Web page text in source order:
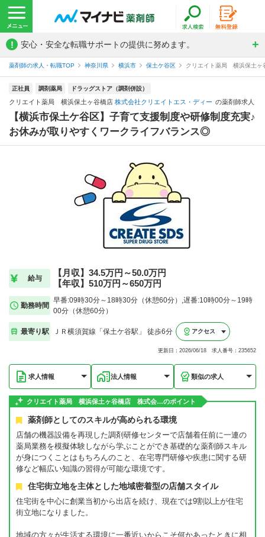
! 安心・安全な転職サポートの提供に努めます。
薬剤師の求人・転職TOP 神奈川県 横浜市 保土ケ谷区 クリエイト薬局 横浜保土ヶ
正社員 調剤薬局 ドラッグストア（調剤併設）
クリエイト薬局 横浜保土ヶ谷橋店 株式会社クリエイトエス・ディー の薬剤師求人
【横浜市保土ケ谷区】子育て支援制度や研修制度充実♪
お休みが取りやすくワークライフバランス◎
給与
【月収】34.5万円～50.0万円
【年収】510万円～650万円
勤務時間
早番:09時30分～18時30分（休憩60分）,遅番:10時00分～19時
00分（休憩60分）
最寄り駅 ＪＲ横須賀線「保土ケ谷駅」 徒歩6分 アクセス
更新日：2026/06/18 求人番号：235652
求人情報 法人情報 類似の求人
クリエイト薬局 横浜保土ヶ谷橋店 株式会…のポイント
薬剤師としてのスキルが高められる環境
店舗の機器設備を再現した調剤研修センターで店舗着任前に一連の
薬局業務を模擬体験しながら学ぶことができ基礎的な薬剤師スキル
が身につくことはもちろんのこと、在宅専門研修や疾患に関する研
修など幅広い知識の習得が可能な環境です。
住宅街立地を主体とした地域密着型の店舗スタイル
住宅街を中心に創業当初から出店を続け、現在では9割以上が住宅
街立地になりました。
地域の方々が生活する環境に一番近いからこそ何かあったときに相